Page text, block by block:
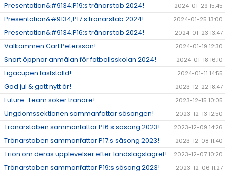
Presentation&#9134;P19:s tränarstab 2024! 2024-01-29 15:45
Presentation&#9134;P17:s tränarstab 2024! 2024-01-25 13:00
Presentation&#9134;P16:s tränarstab 2024! 2024-01-23 13:47
Välkommen Carl Petersson! 2024-01-19 12:30
Snart öppnar anmälan för fotbollsskolan 2024! 2024-01-18 16:10
Ligacupen fastställd! 2024-01-11 14:55
God jul & gott nytt år! 2023-12-22 18:47
Future-Team söker tränare! 2023-12-15 10:05
Ungdomssektionen sammanfattar säsongen! 2023-12-13 12:50
Tränarstaben sammanfattar P16:s säsong 2023! 2023-12-09 14:26
Tränarstaben sammanfattar P17:s säsong 2023! 2023-12-08 11:40
Trion om deras upplevelser efter landslagslägret! 2023-12-07 10:20
Tränarstaben sammanfattar P19:s säsong 2023! 2023-12-06 11:27